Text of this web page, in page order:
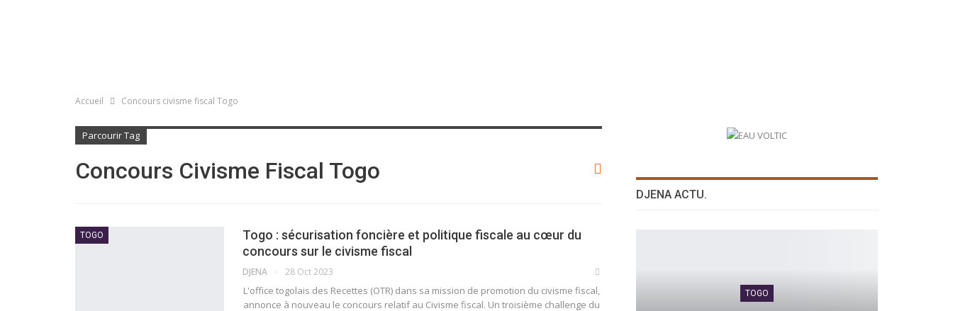
Accueil Concours civisme fiscal Togo
Parcourir Tag
Concours Civisme Fiscal Togo
TOGO
Togo : sécurisation foncière et politique fiscale au cœur du
concours sur le civisme fiscal
DJENA 28 Oct 2023
L'office togolais des Recettes (OTR) dans sa mission de promotion du civisme fiscal,
annonce à nouveau le concours relatif au Civisme fiscal. Un troisième challenge du
DJENA ACTU.
TOGO